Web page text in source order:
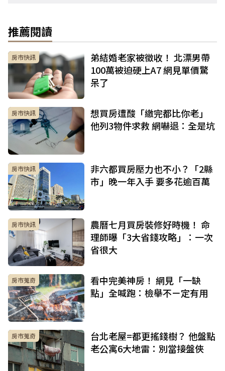
推薦閱讀
房市快訊
弟結婚老家被徵收！ 北漂男帶
100萬被迫硬上A7 網見單價驚
呆了
房市快訊
想買房遭酸「繳完都比你老」
他列3物件求救 網嚇退：全是坑
房市快訊
非六都買房壓力也不小？「2縣
市」晚一年入手 要多花逾百萬
房市快訊
農曆七月買房裝修好時機！ 命
理師曝「3大省錢攻略」：一次
省很大
房市蒐奇
看中完美神房！ 網見「一缺
點」全喊跑：檢舉不ㄧ定有用
房市蒐奇
台北老屋=都更搖錢樹？ 他盤點
老公寓6大地雷：別當接盤俠